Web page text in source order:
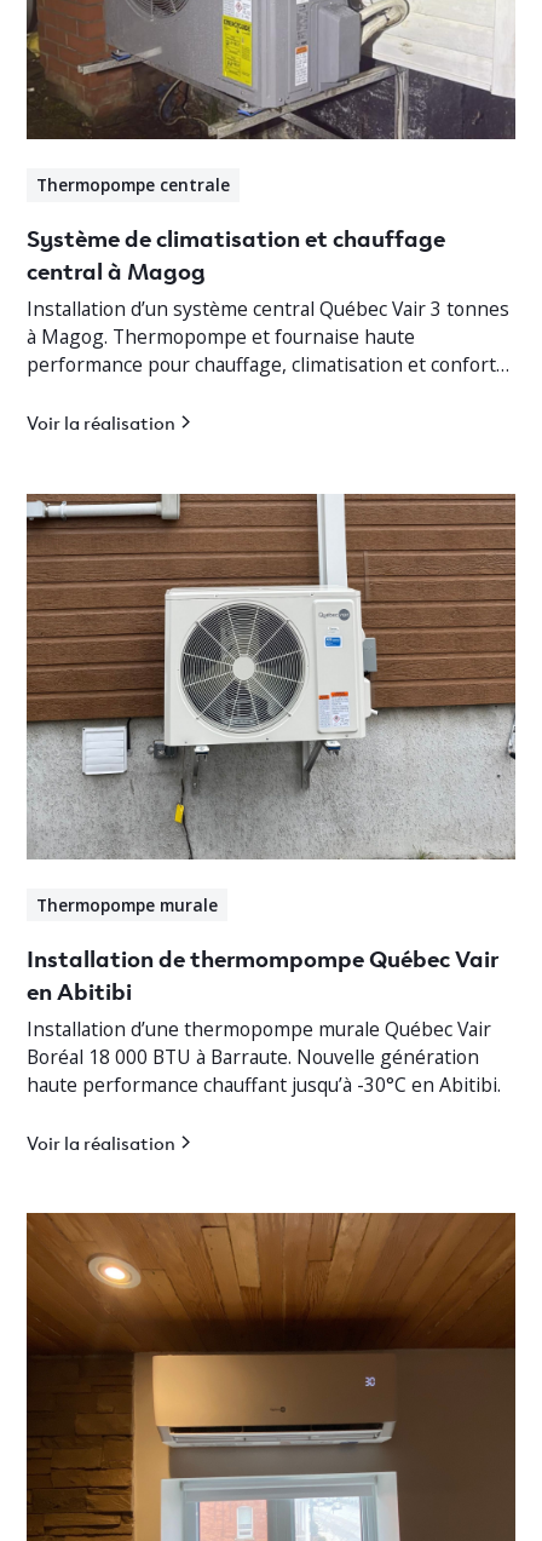
Thermopompe centrale
Système de climatisation et chauffage
central à Magog
Installation d’un système central Québec Vair 3 tonnes
à Magog. Thermopompe et fournaise haute
performance pour chauffage, climatisation et confort
Voir la réalisation
Thermopompe murale
Installation de thermompompe Québec Vair
en Abitibi
Installation d’une thermopompe murale Québec Vair
Boréal 18 000 BTU à Barraute. Nouvelle génération
haute performance chauffant jusqu’à -30°C en Abitibi.
Voir la réalisation